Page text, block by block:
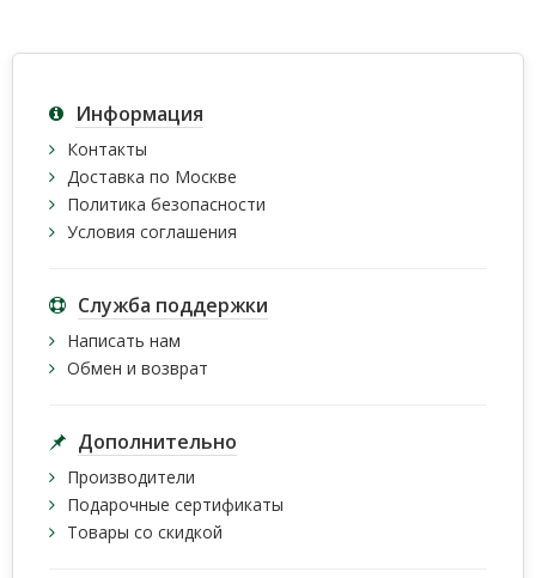
Информация
Контакты
Доставка по Москве
Политика безопасности
Условия соглашения
Служба поддержки
Написать нам
Обмен и возврат
Дополнительно
Производители
Подарочные сертификаты
Товары со скидкой